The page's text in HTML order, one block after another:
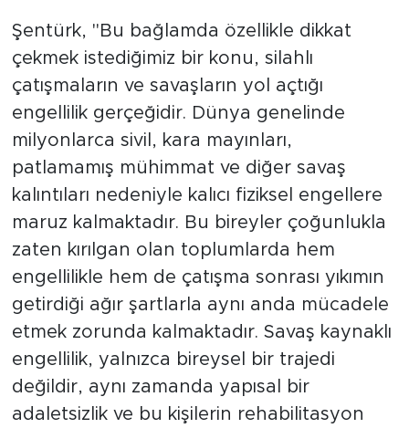
Şentürk, "Bu bağlamda özellikle dikkat
çekmek istediğimiz bir konu, silahlı
çatışmaların ve savaşların yol açtığı
engellilik gerçeğidir. Dünya genelinde
milyonlarca sivil, kara mayınları,
patlamamış mühimmat ve diğer savaş
kalıntıları nedeniyle kalıcı fiziksel engellere
maruz kalmaktadır. Bu bireyler çoğunlukla
zaten kırılgan olan toplumlarda hem
engellilikle hem de çatışma sonrası yıkımın
getirdiği ağır şartlarla aynı anda mücadele
etmek zorunda kalmaktadır. Savaş kaynaklı
engellilik, yalnızca bireysel bir trajedi
değildir, aynı zamanda yapısal bir
adaletsizlik ve bu kişilerin rehabilitasyon